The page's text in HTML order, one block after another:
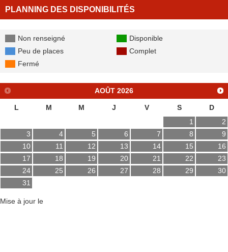
PLANNING DES DISPONIBILITÉS
Non renseigné
Disponible
Peu de places
Complet
Fermé
AOÛT 2026
L M M J V S
D
1
2
3
4 5 6 7 8
9
10
11 12 13 14 15
16
17
18 19 20 21 22
23
24
25 26 27 28 29
30
31
Mise à jour le